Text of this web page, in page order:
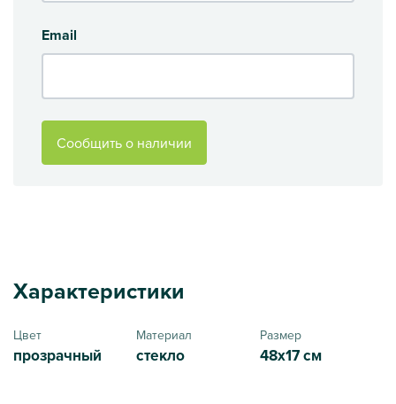
Email
Сообщить о наличии
Характеристики
Цвет
прозрачный
Материал
стекло
Размер
48х17 см